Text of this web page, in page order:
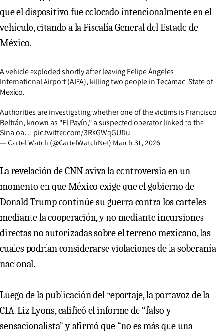
que el dispositivo fue colocado intencionalmente en el
vehículo, citando a la Fiscalía General del Estado de
México.
A vehicle exploded shortly after leaving Felipe Ángeles
International Airport (AIFA), killing two people in Tecámac, State of
Mexico.
Authorities are investigating whether one of the victims is Francisco
Beltrán, known as "El Payín," a suspected operator linked to the
Sinaloa… pic.twitter.com/3RXGWqGUDu
— Cartel Watch (@CartelWatchNet) March 31, 2026
La revelación de CNN aviva la controversia en un
momento en que México exige que el gobierno de
Donald Trump continúe su guerra contra los carteles
mediante la cooperación, y no mediante incursiones
directas no autorizadas sobre el terreno mexicano, las
cuales podrían considerarse violaciones de la soberanía
nacional.
Luego de la publicación del reportaje, la portavoz de la
CIA, Liz Lyons, calificó el informe de “falso y
sensacionalista” y afirmó que “no es más que una